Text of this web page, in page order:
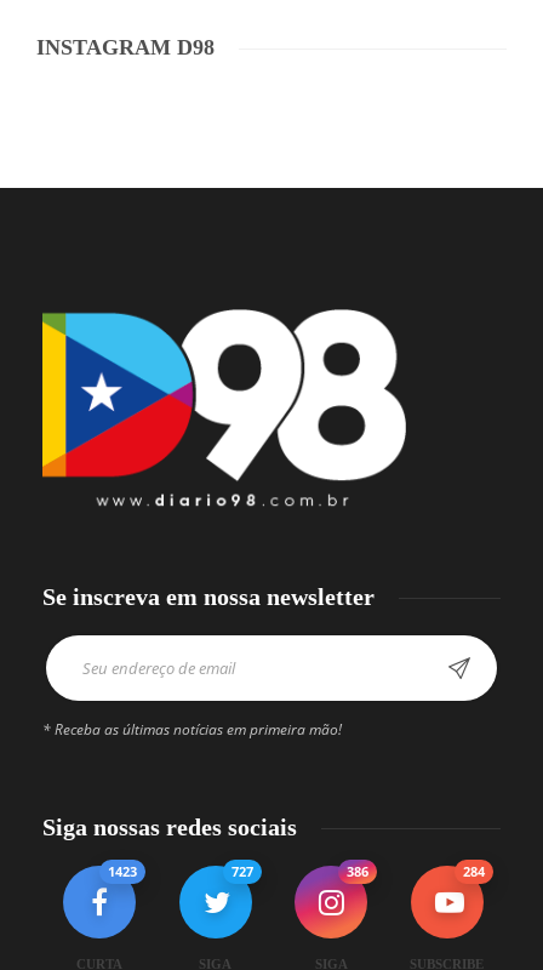
INSTAGRAM D98
Se inscreva em nossa newsletter
* Receba as últimas notícias em primeira mão!
Siga nossas redes sociais
1423
CURTA
727
SIGA
386
SIGA
284
SUBSCRIBE